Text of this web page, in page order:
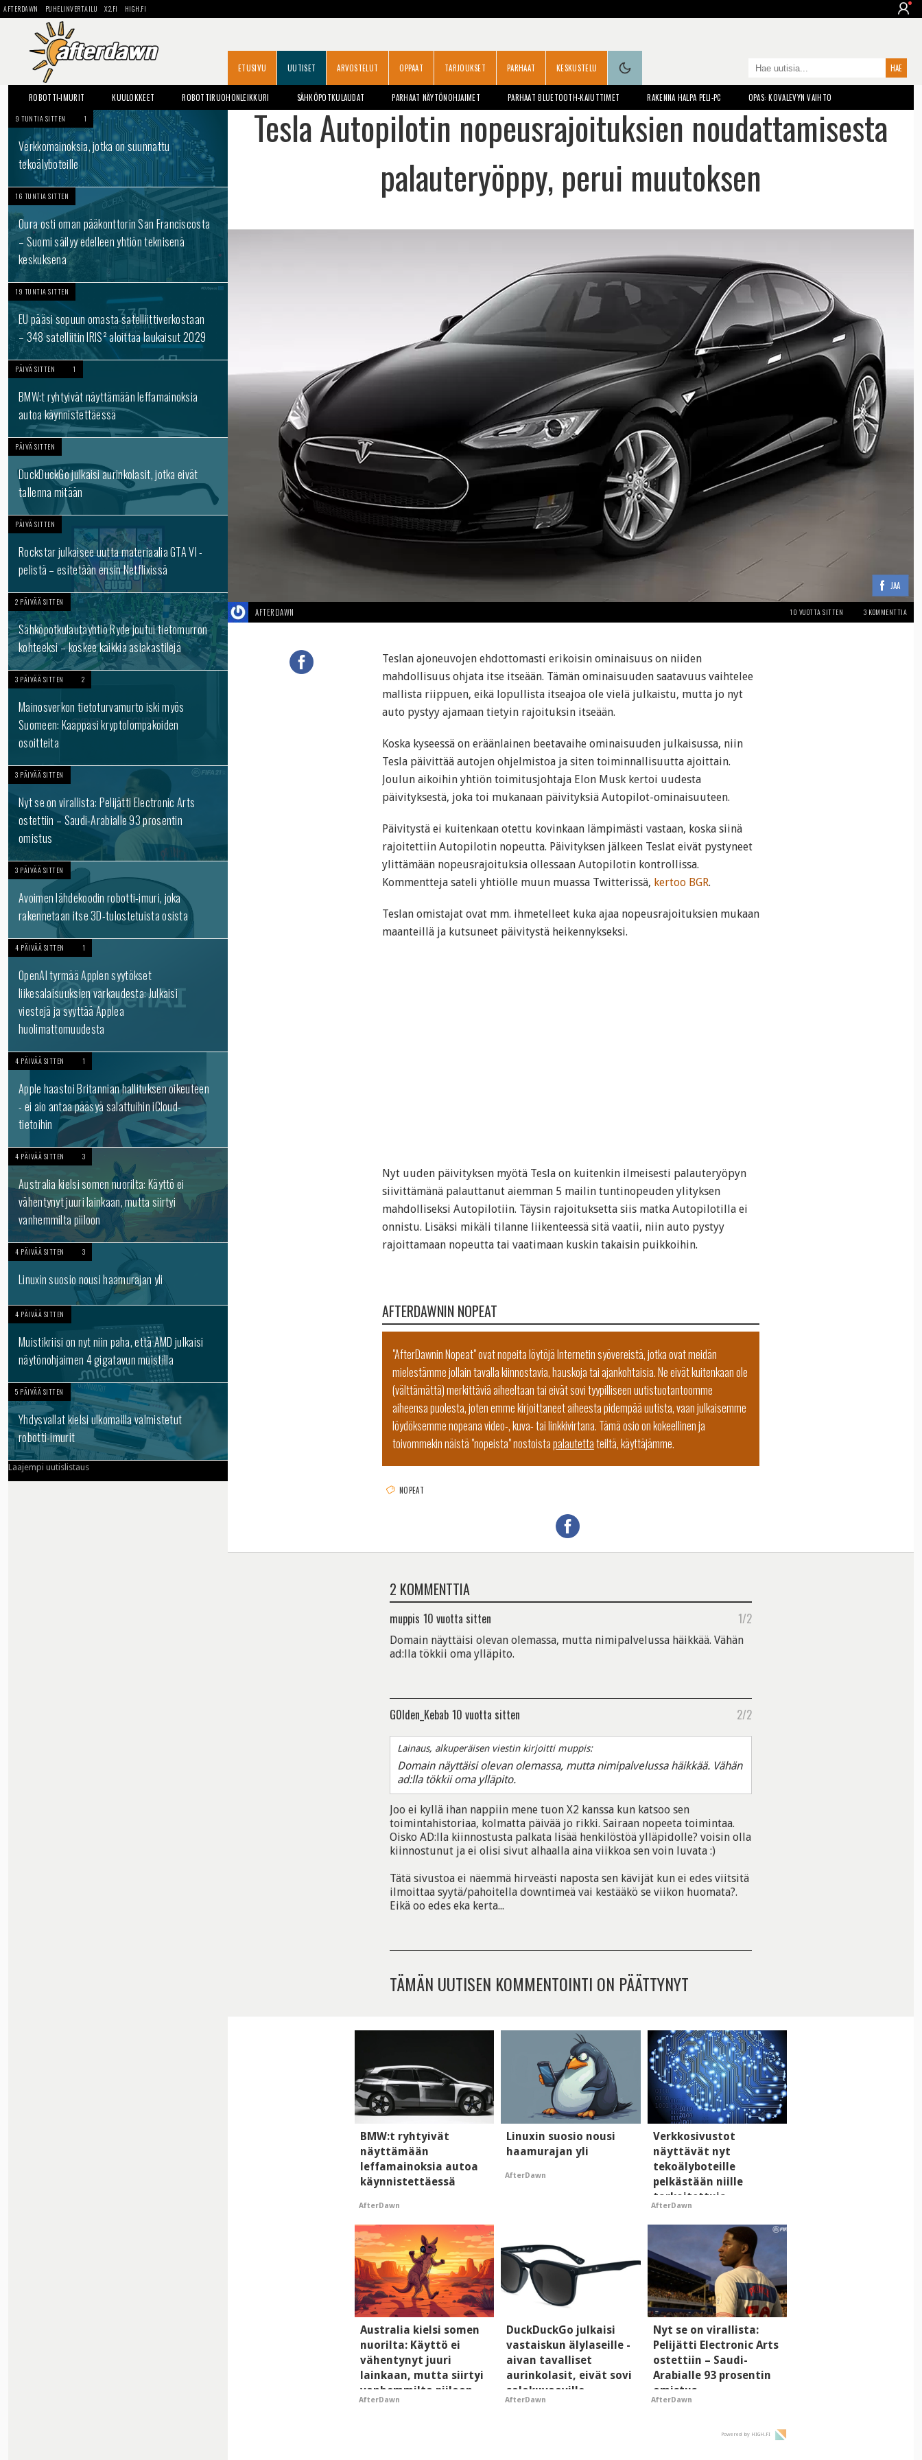
AFTERDAWN PUHELINVERTAILU X2.FI HIGH.FI
ETUSIVU UUTISET ARVOSTELUT OPPAAT TARJOUKSET PARHAAT KESKUSTELU
ROBOTTI-IMURIT KUULOKKEET ROBOTTIRUOHONLEIKKURI SÄHKÖPOTKULAUDAT PARHAAT NÄYTÖNOHJAIMET PARHAAT BLUETOOTH-KAIUTTIMET RAKENNA HALPA PELI-PC OPAS: KOVALEVYN VAIHTO
9 TUNTIA SITTEN 1
Verkkomainoksia, jotka on suunnattu
tekoälyboteille
16 TUNTIA SITTEN
Oura osti oman pääkonttorin San Franciscosta
– Suomi säilyy edelleen yhtiön teknisenä
keskuksena
19 TUNTIA SITTEN
EU pääsi sopuun omasta satelliittiverkostaan
– 348 satelliitin IRIS² aloittaa laukaisut 2029
PÄIVÄ SITTEN 1
BMW:t ryhtyivät näyttämään leffamainoksia
autoa käynnistettäessä
PÄIVÄ SITTEN
DuckDuckGo julkaisi aurinkolasit, jotka eivät
tallenna mitään
PÄIVÄ SITTEN
Rockstar julkaisee uutta materiaalia GTA VI -
pelistä – esitetään ensin Netflixissä
2 PÄIVÄÄ SITTEN
Sähköpotkulautayhtiö Ryde joutui tietomurron
kohteeksi – koskee kaikkia asiakastilejä
3 PÄIVÄÄ SITTEN 2
Mainosverkon tietoturvamurto iski myös
Suomeen: Kaappasi kryptolompakoiden
osoitteita
3 PÄIVÄÄ SITTEN
Nyt se on virallista: Pelijätti Electronic Arts
ostettiin – Saudi-Arabialle 93 prosentin
omistus
3 PÄIVÄÄ SITTEN
Avoimen lähdekoodin robotti-imuri, joka
rakennetaan itse 3D-tulostetuista osista
4 PÄIVÄÄ SITTEN 1
OpenAI tyrmää Applen syytökset
liikesalaisuuksien varkaudesta: Julkaisi
viestejä ja syyttää Applea
huolimattomuudesta
4 PÄIVÄÄ SITTEN 1
Apple haastoi Britannian hallituksen oikeuteen
- ei aio antaa pääsyä salattuihin iCloud-
tietoihin
4 PÄIVÄÄ SITTEN 3
Australia kielsi somen nuorilta: Käyttö ei
vähentynyt juuri lainkaan, mutta siirtyi
vanhemmilta piiloon
4 PÄIVÄÄ SITTEN 3
Linuxin suosio nousi haamurajan yli
4 PÄIVÄÄ SITTEN
Muistikriisi on nyt niin paha, että AMD julkaisi
näytönohjaimen 4 gigatavun muistilla
5 PÄIVÄÄ SITTEN
Yhdysvallat kielsi ulkomailla valmistetut
robotti-imurit
Laajempi uutislistaus
Tesla Autopilotin nopeusrajoituksien noudattamisesta
palauteryöppy, perui muutoksen
JAA
AFTERDAWN 10 VUOTTA SITTEN 3 KOMMENTTIA
Teslan ajoneuvojen ehdottomasti erikoisin ominaisuus on niiden
mahdollisuus ohjata itse itseään. Tämän ominaisuuden saatavuus vaihtelee
mallista riippuen, eikä lopullista itseajoa ole vielä julkaistu, mutta jo nyt
auto pystyy ajamaan tietyin rajoituksin itseään.
Koska kyseessä on eräänlainen beetavaihe ominaisuuden julkaisussa, niin
Tesla päivittää autojen ohjelmistoa ja siten toiminnallisuutta ajoittain.
Joulun aikoihin yhtiön toimitusjohtaja Elon Musk kertoi uudesta
päivityksestä, joka toi mukanaan päivityksiä Autopilot-ominaisuuteen.
Päivitystä ei kuitenkaan otettu kovinkaan lämpimästi vastaan, koska siinä
rajoitettiin Autopilotin nopeutta. Päivityksen jälkeen Teslat eivät pystyneet
ylittämään nopeusrajoituksia ollessaan Autopilotin kontrollissa.
Kommentteja sateli yhtiölle muun muassa Twitterissä, kertoo BGR.
Teslan omistajat ovat mm. ihmetelleet kuka ajaa nopeusrajoituksien mukaan
maanteillä ja kutsuneet päivitystä heikennykseksi.
Nyt uuden päivityksen myötä Tesla on kuitenkin ilmeisesti palauteryöpyn
siivittämänä palauttanut aiemman 5 mailin tuntinopeuden ylityksen
mahdolliseksi Autopilotiin. Täysin rajoituksetta siis matka Autopilotilla ei
onnistu. Lisäksi mikäli tilanne liikenteessä sitä vaatii, niin auto pystyy
rajoittamaan nopeutta tai vaatimaan kuskin takaisin puikkoihin.
AFTERDAWNIN NOPEAT
"AfterDawnin Nopeat" ovat nopeita löytöjä Internetin syövereistä, jotka ovat meidän
mielestämme jollain tavalla kiinnostavia, hauskoja tai ajankohtaisia. Ne eivät kuitenkaan ole
(välttämättä) merkittäviä aiheeltaan tai eivät sovi tyypilliseen uutistuotantoomme
aiheensa puolesta, joten emme kirjoittaneet aiheesta pidempää uutista, vaan julkaisemme
löydöksemme nopeana video-, kuva- tai linkkivirtana. Tämä osio on kokeellinen ja
toivommekin näistä "nopeista" nostoistapalautettateiltä, käyttäjämme.
NOPEAT
2 KOMMENTTIA
muppis 10 vuotta sitten 1/2
Domain näyttäisi olevan olemassa, mutta nimipalvelussa häikkää. Vähän
ad:lla tökkii oma ylläpito.
G0lden_Kebab 10 vuotta sitten 2/2
Lainaus, alkuperäisen viestin kirjoitti muppis:
Domain näyttäisi olevan olemassa, mutta nimipalvelussa häikkää. Vähän
ad:lla tökkii oma ylläpito.
Joo ei kyllä ihan nappiin mene tuon X2 kanssa kun katsoo sen
toimintahistoriaa, kolmatta päivää jo rikki. Sairaan nopeeta toimintaa.
Oisko AD:lla kiinnostusta palkata lisää henkilöstöä ylläpidolle? voisin olla
kiinnostunut ja ei olisi sivut alhaalla aina viikkoa sen voin luvata :)
Tätä sivustoa ei näemmä hirveästi naposta sen kävijät kun ei edes viitsitä
ilmoittaa syytä/pahoitella downtimeä vai kestääkö se viikon huomata?.
Eikä oo edes eka kerta...
TÄMÄN UUTISEN KOMMENTOINTI ON PÄÄTTYNYT
BMW:t ryhtyivät
näyttämään
leffamainoksia autoa
käynnistettäessä
AfterDawn
Linuxin suosio nousi
haamurajan yli
AfterDawn
Verkkosivustot
näyttävät nyt
tekoälyboteille
pelkästään niille
tarkoitettuja
mainoksia - vaikuttaa
tekoälyn mielikuvaan
AfterDawn
Australia kielsi somen
nuorilta: Käyttö ei
vähentynyt juuri
lainkaan, mutta siirtyi
vanhemmilta piiloon
AfterDawn
DuckDuckGo julkaisi
vastaiskun älylaseille -
aivan tavalliset
aurinkolasit, eivät sovi
salakuvaaville
hyypiöille
AfterDawn
Nyt se on virallista:
Pelijätti Electronic Arts
ostettiin – Saudi-
Arabialle 93 prosentin
omistus
AfterDawn
Powered by HIGH.FI